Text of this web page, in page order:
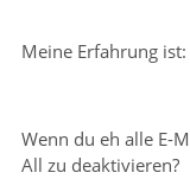
Meine Erfahrung
Wenn du eh alle E-
All zu deaktivieren?